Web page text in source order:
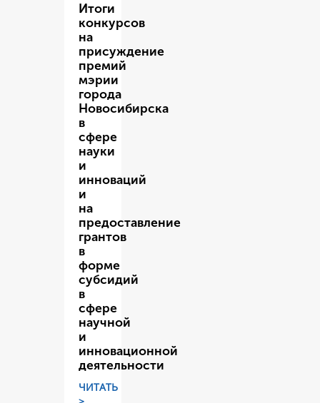
Итоги
конкурсов
на
присуждение
премий
мэрии
города
Новосибирска
в
сфере
науки
и
инноваций
и
на
предоставление
грантов
в
форме
субсидий
в
сфере
научной
и
инновационной
деятельности
ЧИТАТЬ